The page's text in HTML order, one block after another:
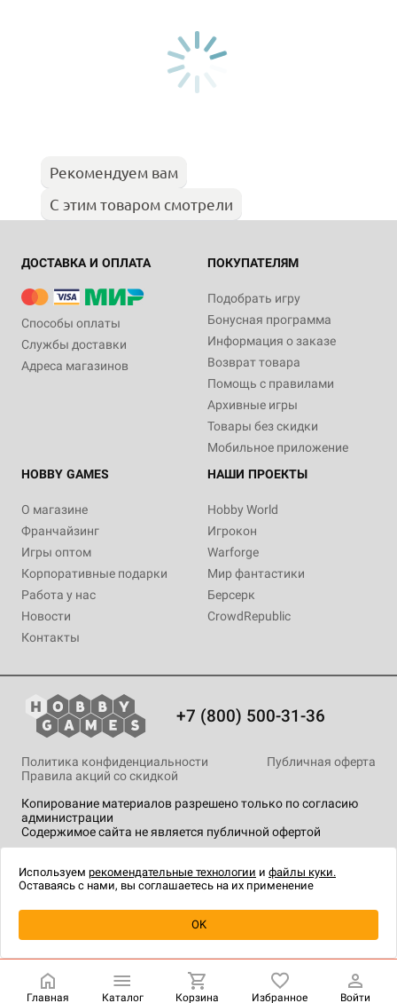
Уведомить о наличии
Рекомендуем вам
С этим товаром смотрели
ДОСТАВКА И ОПЛАТА
Способы оплаты
Службы доставки
Адреса магазинов
ПОКУПАТЕЛЯМ
Подобрать игру
Бонусная программа
Информация о заказе
Возврат товара
Помощь с правилами
Архивные игры
Товары без скидки
Мобильное приложение
HOBBY GAMES
О магазине
Франчайзинг
Игры оптом
Корпоративные подарки
Работа у нас
Новости
Контакты
НАШИ ПРОЕКТЫ
Hobby World
Игрокон
Warforge
Мир фантастики
Берсерк
CrowdRepublic
+7 (800) 500-31-36
Копирование материалов разрешено только по согласию
администрации
Содержимое сайта не является публичной офертой
Политика конфиденциальности
Публичная оферта
Правила акций со скидкой
технологии.
Главная Каталог Корзина Избранное Войти
Используем рекомендательные технологии и файлы куки.
Оставаясь с нами, вы соглашаетесь на их применение
OK